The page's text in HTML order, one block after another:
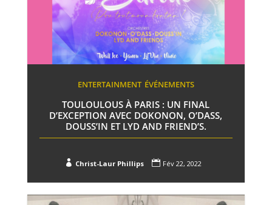
ENTERTAINMENT ÉVÉNEMENTS
TOULOULOUS À PARIS : UN FINAL
D’EXCEPTION AVEC DOKONON, O’DASS,
DOUSS’IN ET LYD AND FRIEND’S.
 Christ-Laur Phillips  Fév 22, 2022